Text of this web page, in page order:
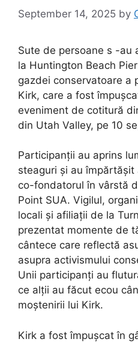
September 14, 2025 by
Sute de persoane s -au
la Huntington Beach
gazdei conservatoare a
Kirk, care a fost
eveniment de cotitură
din Utah Valley, pe 10
Participanții au aprins
steaguri și au
co-fondatorul în vârstă
Point SUA. Vigilul,
locali și afiliații de la
prezentat momente de
cântece care reflectă
asupra activismului
Unii participanți au
ce alții au făcut ecou
moștenirii lui Kirk.
Kirk a fost împușcat în